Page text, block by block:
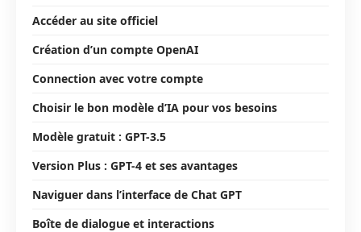
Accéder au site officiel
Création d’un compte OpenAI
Connection avec votre compte
Choisir le bon modèle d’IA pour vos besoins
Modèle gratuit : GPT-3.5
Version Plus : GPT-4 et ses avantages
Naviguer dans l’interface de Chat GPT
Boîte de dialogue et interactions